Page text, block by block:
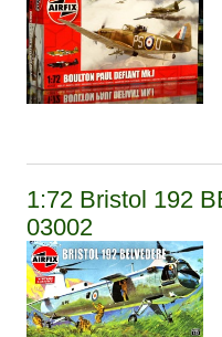
1:72 Bristol 192
03002